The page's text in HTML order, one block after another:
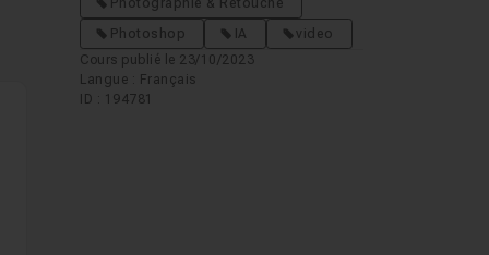
Photographie & Retouche
Photoshop
IA
video
Cours publié le 23/10/2023
Langue : Français
ID : 194781